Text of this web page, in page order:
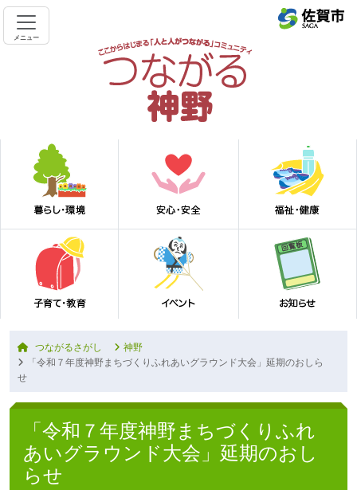
メニュー
つながるさがし
神野
「令和７年度神野まちづくりふれあいグラウンド大会」延期のおしら
せ
「令和７年度神野まちづくりふれ
あいグラウンド大会」延期のおし
らせ